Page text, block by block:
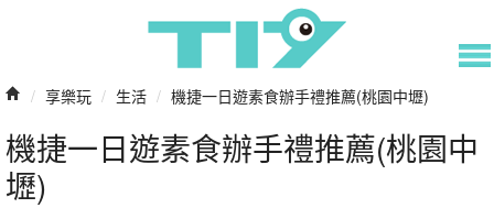
/ 享樂玩 / 生活 / 機捷一日遊素食辦手禮推薦(桃園中壢)
機捷一日遊素食辦手禮推薦(桃園中
壢)